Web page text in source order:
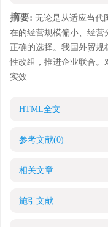
摘要: 无论是从适应当代
在的经营规模偏小、经营
正确的选择。我国外贸
性改组，推进企业联合。
实效
HTML全文
参考文献(0)
相关文章
施引文献